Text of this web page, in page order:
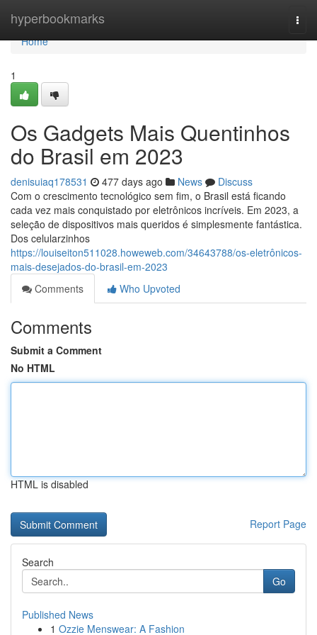
hyperbookmarks
Home
Home
1
Os Gadgets Mais Quentinhos
do Brasil em 2023
denisuiaq178531 477 days ago News
Discuss
Com o crescimento tecnológico sem fim, o Brasil está ficando
cada vez mais conquistado por eletrônicos incríveis. Em 2023, a
seleção de dispositivos mais queridos é simplesmente fantástica.
Dos celularzinhos
https://louiseiton511028.howeweb.com/34643788/os-eletrônicos-
mais-desejados-do-brasil-em-2023
Comments
Who Upvoted
Comments
Submit a Comment
No HTML
HTML is disabled
Report Page
Search
Go
Published News
1 Ozzie Menswear: A Fashion